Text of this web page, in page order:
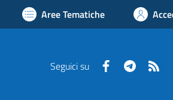
Aree Tematiche
Seguici su FacebookTelegram